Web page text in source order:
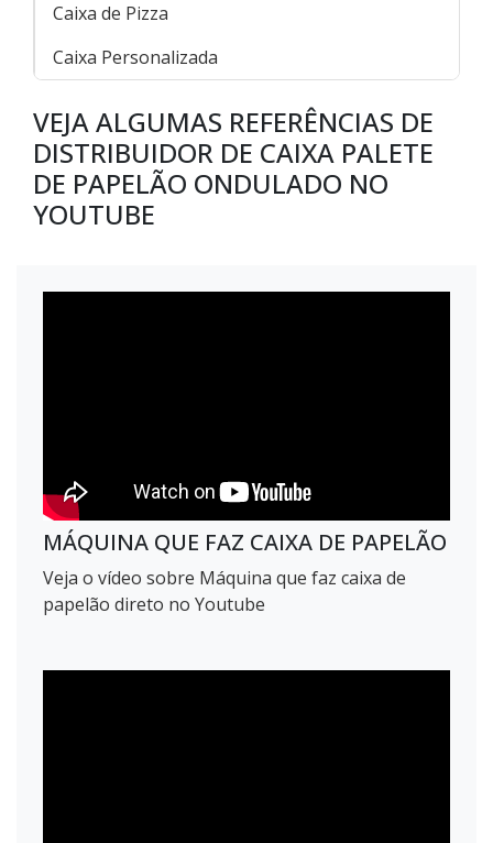
Caixa de Pizza
Caixa Personalizada
VEJA ALGUMAS REFERÊNCIAS DE
DISTRIBUIDOR DE CAIXA PALETE
DE PAPELÃO ONDULADO NO
YOUTUBE
MÁQUINA QUE FAZ CAIXA DE PAPELÃO
Veja o vídeo sobre Máquina que faz caixa de
papelão direto no Youtube